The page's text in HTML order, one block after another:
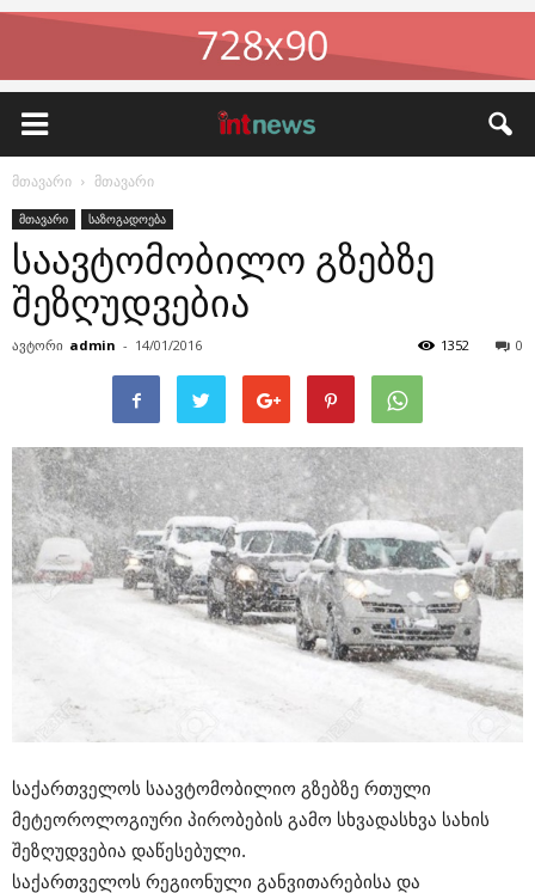
მთავარი მთავარი
მთავარი საზოგადოება
საავტომობილო გზებზე
შეზღუდვებია
ავტორი admin - 14/01/2016 0
1352
საქართველოს საავტომობილიო გზებზე რთული
მეტეოროლოგიური პირობების გამო სხვადასხვა სახის
შეზღუდვებია დაწესებული.
საქართველოს რეგიონული განვითარებისა და